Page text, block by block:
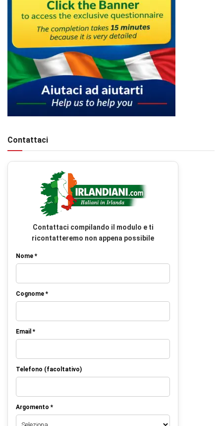
Contattaci
Contattaci compilando il modulo e ti
ricontatteremo non appena possibile
Nome *
Cognome *
Email *
Telefono (facoltativo)
Argomento *